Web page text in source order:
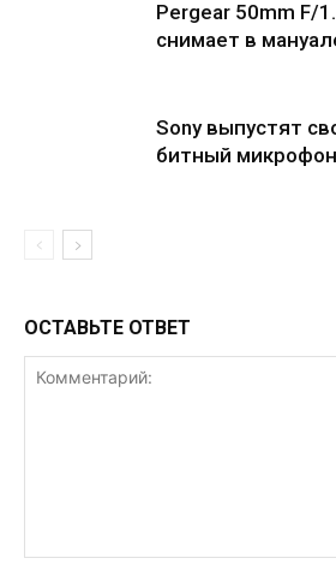
Pergear 50mm F/
снимает в
Sony выпустят
битный микрофон
ОСТАВЬТЕ ОТВЕТ